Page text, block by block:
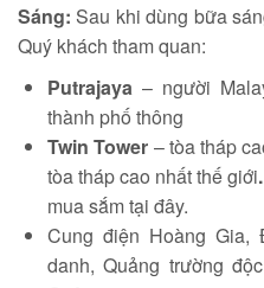
Sáng: Sau khi dùng bữa
Quý khách tham quan:
Putrajaya – người
thành phố thông
Twin Tower – tòa tháp
tòa tháp cao nhất thế giới.
mua sắm tại đây.
Cung điện Hoàng
danh, Quảng trường